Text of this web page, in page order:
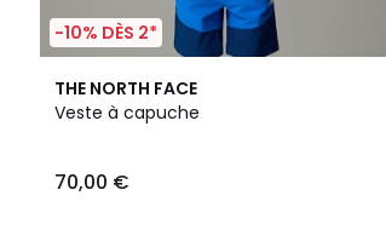
-10% DÈS 2*
THE NORTH FACE
Veste à capuche
70,00 €
5
/